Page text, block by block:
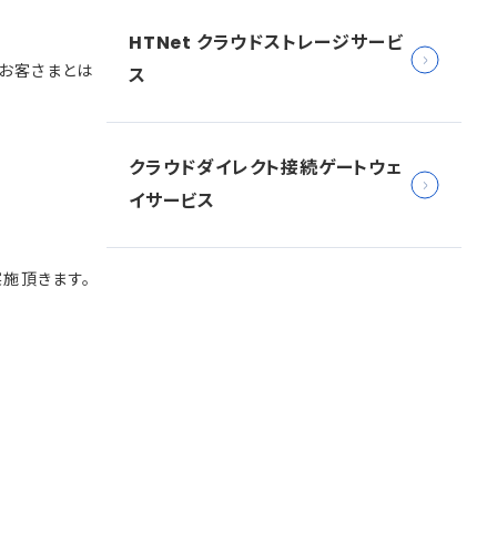
客さまとは
頂きます。
HTNet クラウドストレージサービ
ス
クラウドダイレクト接続ゲートウェ
イサービス